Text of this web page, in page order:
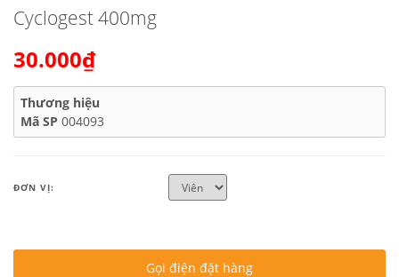
Cyclogest 400mg
30.000₫
Thương hiệu
Mã SP 004093
ĐƠN VỊ:
Gọi điện đặt hàng